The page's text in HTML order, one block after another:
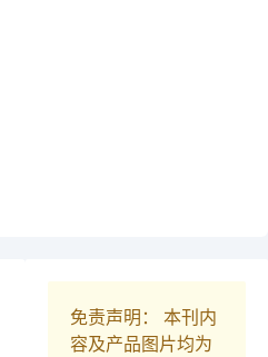
免责声明： 本刊内
容及产品图片均为